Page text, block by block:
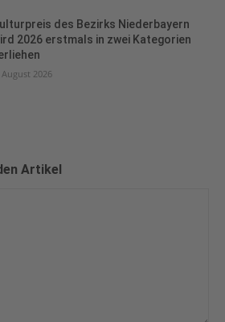
des Bezirks Niederbayern
2026 erstmals in zwei Kategorien
August 2026
Artikel